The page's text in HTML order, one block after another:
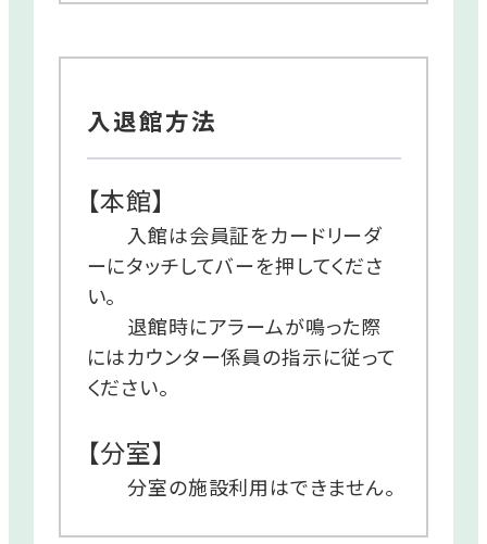
入退館方法
【本館】
入館は会員証をカードリーダ
ーにタッチしてバーを押してくださ
い。
退館時にアラームが鳴った際
にはカウンター係員の指示に従って
ください。
【分室】
分室の施設利用はできません。